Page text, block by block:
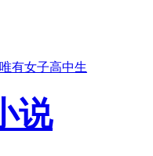
有女子高中生
说